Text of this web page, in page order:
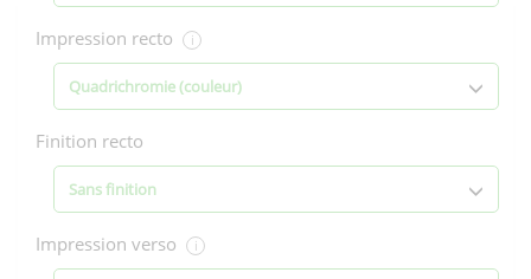
Impression recto i
Quadrichromie (couleur)
Finition recto
Sans finition
Impression verso i